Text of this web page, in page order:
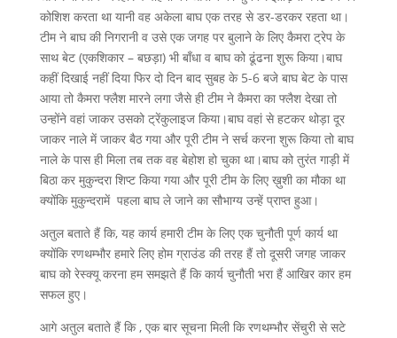
कोशिश करता था यानी वह अकेला बाघ एक तरह से डर-डरकर रहता था।
टीम ने बाघ की निगरानी व उसे एक जगह पर बुलाने के लिए कैमरा ट्रेप के
साथ बेट (एकशिकार – बछड़ा) भी बाँधा व बाघ को ढूंढना शुरू किया।बाघ
कहीं दिखाई नहीं दिया फिर दो दिन बाद सुबह के 5-6 बजे बाघ बेट के पास
आया तो कैमरा फ्लैश मारने लगा जैसे ही टीम ने कैमरा का फ्लैश देखा तो
उन्होंने वहां जाकर उसको ट्रेंकुलाइज किया।बाघ वहां से हटकर थोड़ा दूर
जाकर नाले में जाकर बैठ गया और पूरी टीम ने सर्च करना शुरू किया तो बाघ
नाले के पास ही मिला तब तक वह बेहोश हो चुका था।बाघ को तुरंत गाड़ी में
बिठा कर मुकुन्दरा शिप्ट किया गया और पूरी टीम के लिए ख़ुशी का मौका था
क्योंकि मुकुन्दरामें पहला बाघ ले जाने का सौभाग्य उन्हें प्राप्त हुआ।
अतुल बताते हैं कि, यह कार्य हमारी टीम के लिए एक चुनौती पूर्ण कार्य था
क्योंकि रणथम्भौर हमारे लिए होम ग्राउंड की तरह हैं तो दूसरी जगह जाकर
बाघ को रेस्क्यू करना हम समझते हैं कि कार्य चुनौती भरा हैं आखिर कार हम
सफल हुए।
आगे अतुल बताते हैं कि , एक बार सूचना मिली कि रणथम्भौर सेंचुरी से सटे